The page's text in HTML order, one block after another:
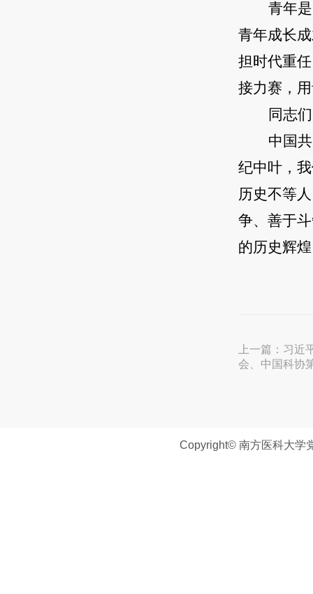
青年
青年成长
担时代重
接力赛，
同志
中国
纪中叶，
历史不等
争、善于
的历史辉
上一篇： 习近
会、中国科协
Copyright© 南方医科大学